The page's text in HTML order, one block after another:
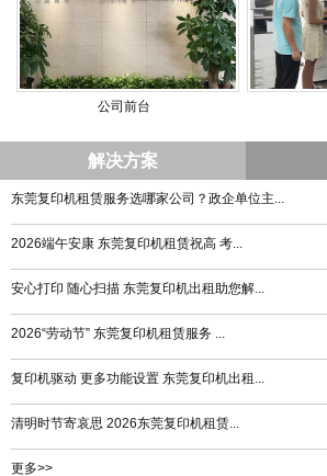
公司前台
解决方案
东莞复印机租赁服务选哪家公司？政企单位主...
2026端午安康 东莞复印机租赁祝高 考...
安心打印 随心扫描 东莞复印机出租助您解...
2026“劳动节” 东莞复印机租赁服务 ...
复印机驱动 更多功能设置 东莞复印机出租...
清明时节寄哀思 2026东莞复印机租赁...
更多>>